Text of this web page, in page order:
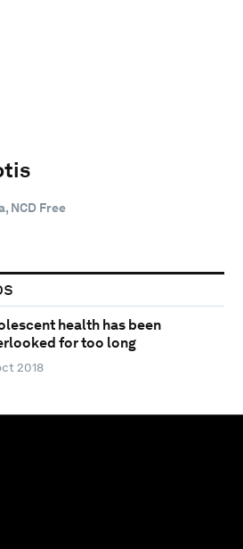
NCD Free
health has been
for too long
2018